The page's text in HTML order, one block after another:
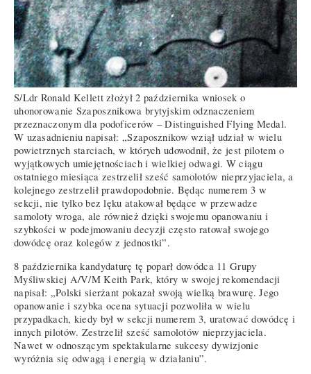
S/Ldr Ronald Kellett złożył 2 października wniosek o
uhonorowanie Szaposznikowa brytyjskim odznaczeniem
przeznaczonym dla podoficerów – Distinguished Flying Medal.
W uzasadnieniu napisał: „Szaposznikow wziął udział w wielu
powietrznych starciach, w których udowodnił, że jest pilotem o
wyjątkowych umiejętnościach i wielkiej odwagi. W ciągu
ostatniego miesiąca zestrzelił sześć samolotów nieprzyjaciela, a
kolejnego zestrzelił prawdopodobnie. Będąc numerem 3 w
sekcji, nie tylko bez lęku atakował będące w przewadze
samoloty wroga, ale również dzięki swojemu opanowaniu i
szybkości w podejmowaniu decyzji często ratował swojego
dowódcę oraz kolegów z jednostki”.
8 października kandydaturę tę poparł dowódca 11 Grupy
Myśliwskiej A/V/M Keith Park, który w swojej rekomendacji
napisał: „Polski sierżant pokazał swoją wielką brawurę. Jego
opanowanie i szybka ocena sytuacji pozwoliła w wielu
przypadkach, kiedy był w sekcji numerem 3, uratować dowódcę i
innych pilotów. Zestrzelił sześć samolotów nieprzyjaciela.
Nawet w odnoszącym spektakularne sukcesy dywizjonie
wyróżnia się odwagą i energią w działaniu”.